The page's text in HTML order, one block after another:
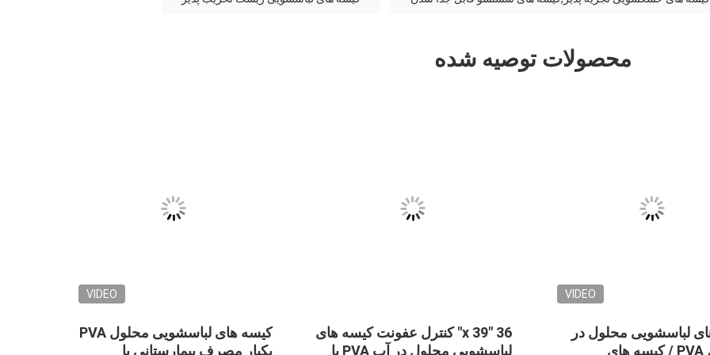
محصولات توصیه شده
VIDEO
کیسه های لباسشویی محلول در
آب گرم صورتی برای کتانی
یکبار مصرف قرمز کیسه های
لباسشویی محلول در آب پلاستیکی
VIDEO
های لباسشویی یکبار مصرف
PVA محلول در آب ، کیسه های